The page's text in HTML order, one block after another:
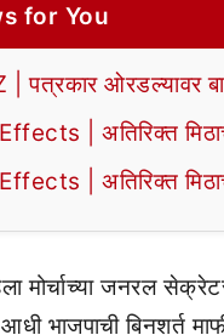
for You
पत्रकार ओरडल्यावर
| अतिरिक्त
| अतिरिक्त
मोर्चाच्या जनरल
भाजपाची बिनशर्त